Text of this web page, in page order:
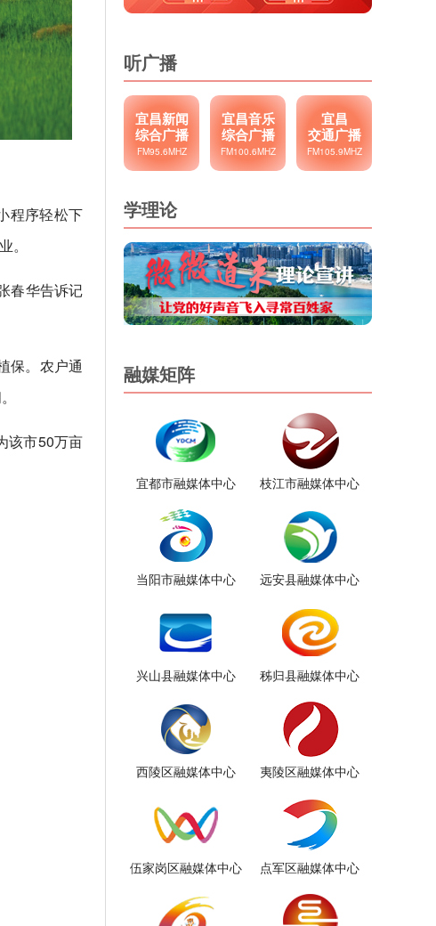
程序轻松下
。
春华告诉记
保。农户通
该市50万亩
听广播
宜昌新闻
综合广播
FM95.6MHZ
宜昌音乐
综合广播
FM100.6MHZ
宜昌
交通广播
FM105.9MHZ
学理论
融媒矩阵
宜都市融媒体中心 枝江市融媒体中心
当阳市融媒体中心 远安县融媒体中心
兴山县融媒体中心 秭归县融媒体中心
西陵区融媒体中心 夷陵区融媒体中心
伍家岗区融媒体中心 点军区融媒体中心